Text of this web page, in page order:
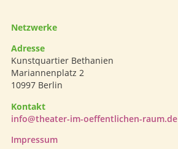
Netzwerke
Adresse
Kunstquartier Bethanien
Mariannenplatz 2
10997 Berlin
Kontakt
info@theater-im-oeffentlichen-raum.de
Impressum